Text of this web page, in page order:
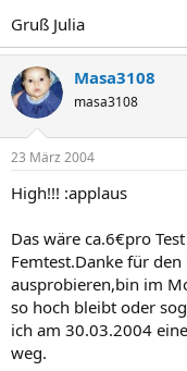
Gruß Julia
Masa3108
masa3108
23 März 2004
High!!! :applaus
Das wäre ca.6€pro
Femtest.Danke für
ausprobieren,bin im
so hoch bleibt oder
ich am 30.03.2004
weg.